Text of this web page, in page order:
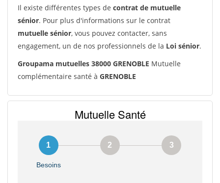
Il existe différentes types de contrat de mutuelle
sénior. Pour plus d'informations sur le contrat
mutuelle sénior, vous pouvez contacter, sans
engagement, un de nos professionnels de la Loi sénior.
Groupama mutuelles 38000 GRENOBLE Mutuelle
complémentaire santé à GRENOBLE